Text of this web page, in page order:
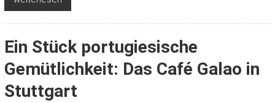
Ein Stück portugiesische
Gemütlichkeit: Das Café Galao in
Stuttgart